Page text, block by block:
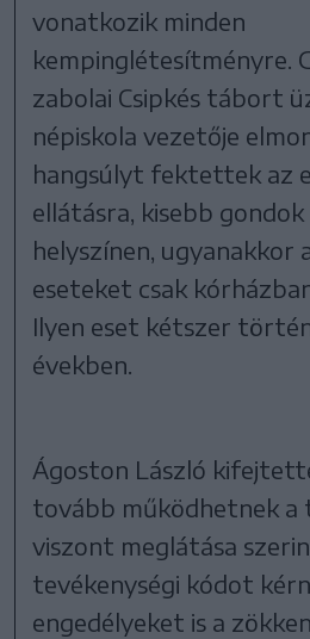
vonatkozik minden
kempinglétesítményre.
zabolai Csipkés tábort
népiskola vezetője
hangsúlyt fektettek az
ellátásra, kisebb
helyszínen, ugyanakkor
eseteket csak
Ilyen eset kétszer
években.
Ágoston László
tovább működhetnek a
viszont meglátása
tevékenységi kódot
engedélyeket is a